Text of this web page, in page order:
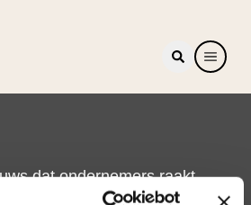
dat ondernemers raakt.
de MKB-Nederland